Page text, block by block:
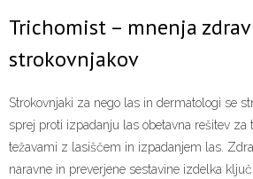
Trichomist – mnenja
strokovnjakov
Strokovnjaki za nego las in dermatologi se
sprej proti izpadanju las obetavna rešitev za
težavami z lasiščem in izpadanjem las.
naravne in preverjene sestavine izdelka